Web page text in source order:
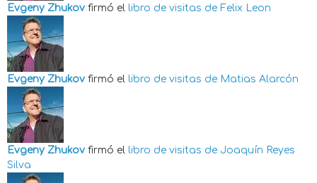
Evgeny Zhukov firmó el libro de visitas de Felix Leon
Evgeny Zhukov firmó el libro de visitas de Matias Alarcón
Evgeny Zhukov firmó el libro de visitas de Joaquín Reyes
Silva